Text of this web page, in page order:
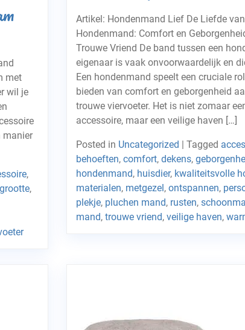
met
wil je
manier
,
grootte,
Artikel: Hondenmand Lief De Liefde
Hondenmand: Comfort en
Trouwe Vriend De band tussen een
eigenaar is vaak onvoorwaardelijk en
Een hondenmand speelt een cruciale
bieden van comfort en geborgenheid
trouwe viervoeter. Het is niet zomaar
accessoire, maar een veilige haven […]
Posted in Uncategorized | Tagged
behoeften, comfort, dekens,
hondenmand, huisdier, kwaliteitsvolle
materialen, metgezel, ontspannen,
plekje, pluchen mand, rusten,
mand, trouwe vriend, veilige haven,